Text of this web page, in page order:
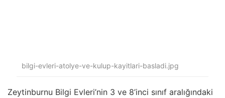
bilgi-evleri-atolye-ve-kulup-kayitlari-basladi.jpg
Zeytinburnu Bilgi Evleri’nin 3 ve 8’inci sınıf aralığındaki